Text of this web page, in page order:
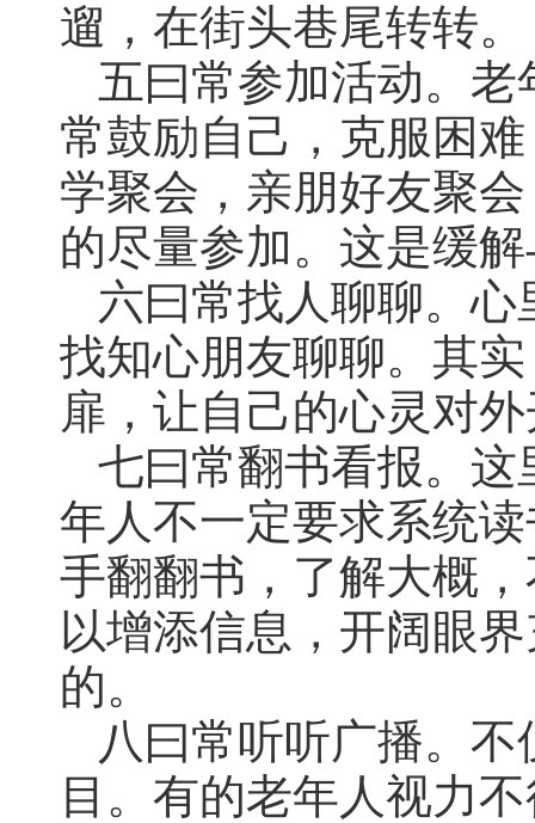
遛，在街头巷尾转转。
五曰常参加活动。
常鼓励自己，克服困
学聚会，亲朋好友聚
的尽量参加。这是缓
六曰常找人聊聊。
找知心朋友聊聊。其
扉，让自己的心灵对
七曰常翻书看报。这
年人不一定要求系统
手翻翻书，了解大概
以增添信息，开阔眼
的。
八曰常听听广播。
目。有的老年人视力